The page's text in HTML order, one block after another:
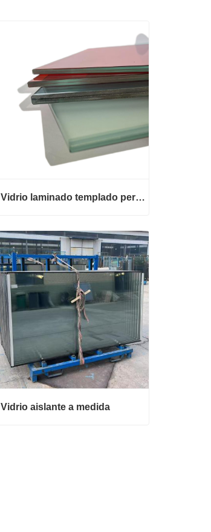
Vidrio laminado templado personalizado
Vidrio laminado templado personalizado
Contacta ahora
Vidrio aislante a medida